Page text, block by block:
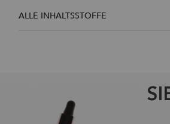
ALLE INHALTSSTOFFE